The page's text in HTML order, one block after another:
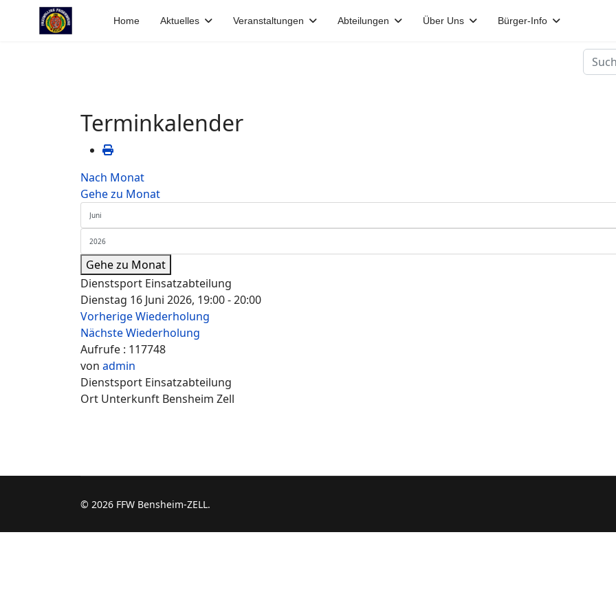
Home Aktuelles Veranstaltungen Abteilungen Über Uns Bürger-Info
Terminkalender
Nach Monat
Gehe zu Monat
Gehe zu Monat
Dienstsport Einsatzabteilung
Dienstag 16 Juni 2026, 19:00 - 20:00
Vorherige Wiederholung
Nächste Wiederholung
Aufrufe : 117748
von admin
Dienstsport Einsatzabteilung
Ort Unterkunft Bensheim Zell
© 2026 FFW Bensheim-ZELL.